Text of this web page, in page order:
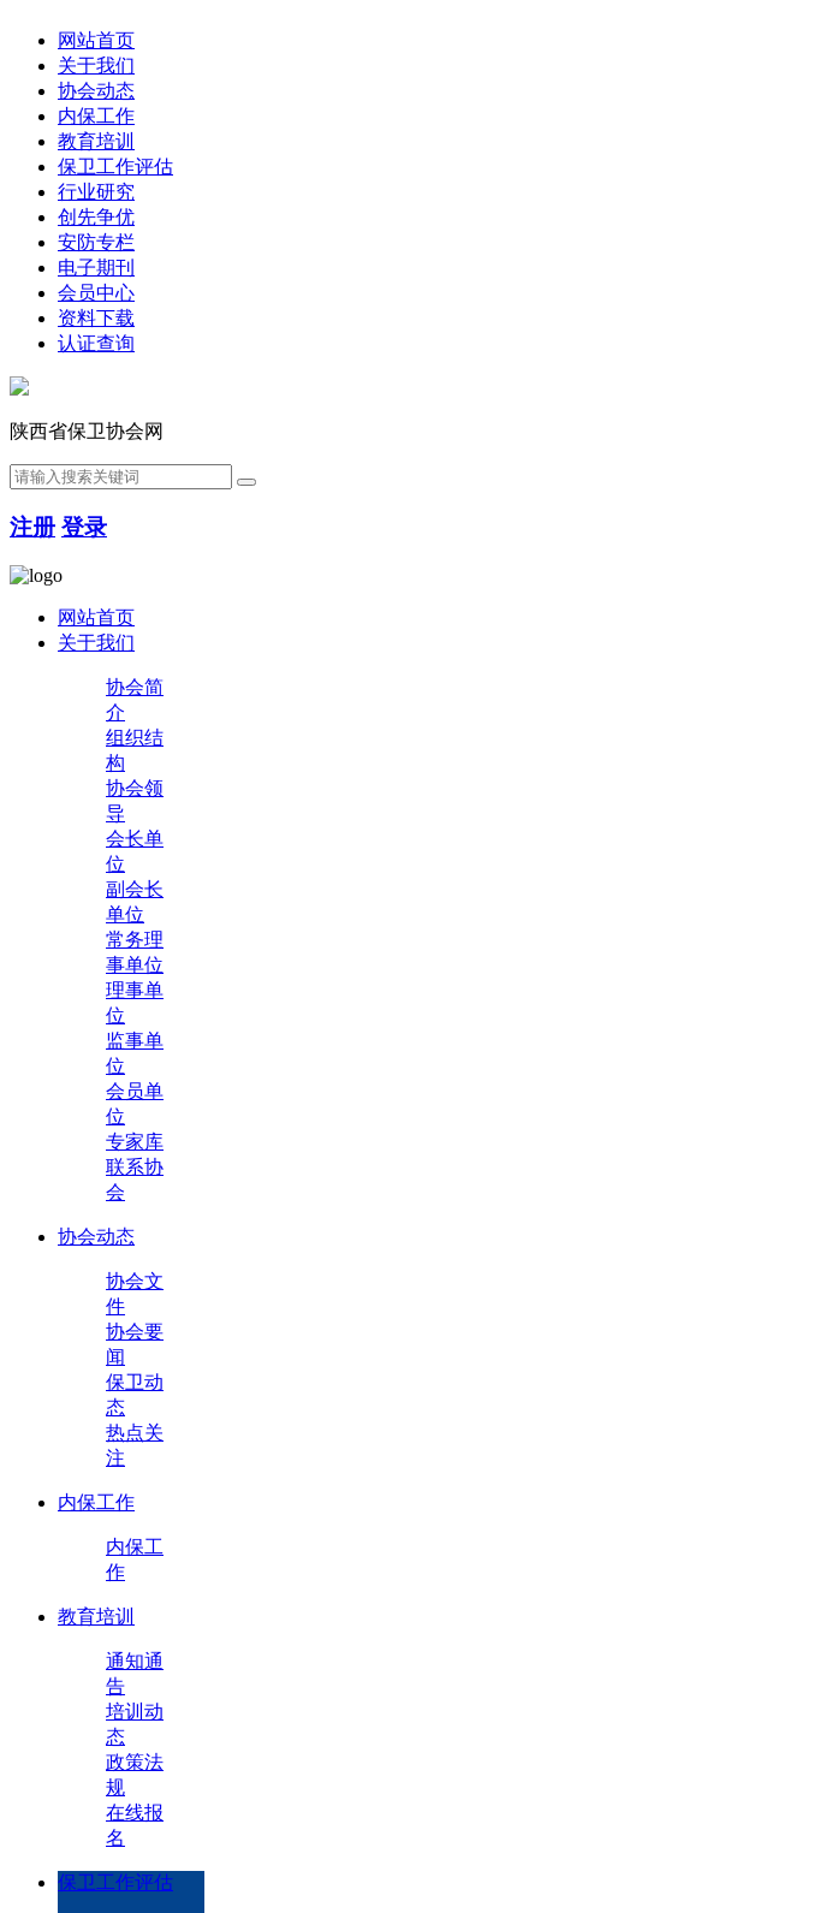
网站首页
关于我们
协会动态
内保工作
教育培训
保卫工作评估
行业研究
创先争优
安防专栏
电子期刊
会员中心
资料下载
认证查询
陕西省保卫协会网
注册 登录
网站首页
关于我们
协会简
介
组织结
构
协会领
导
会长单
位
副会长
单位
常务理
事单位
理事单
位
监事单
位
会员单
位
专家库
联系协
会
协会动态
协会文
件
协会要
闻
保卫动
态
热点关
注
内保工作
内保工
作
教育培训
通知通
告
培训动
态
政策法
规
在线报
名
保卫工作评估